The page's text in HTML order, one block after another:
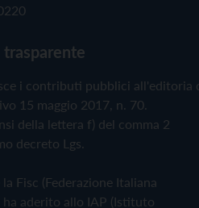
i contributi pubblici all'editoria
15 maggio 2017, n. 70.
della lettera f) del comma 2
decreto Lgs.
Fisc (Federazione Italiana
aderito allo IAP (Istituto